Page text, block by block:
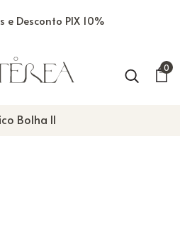
e Desconto PIX 10%
0
Bolha II